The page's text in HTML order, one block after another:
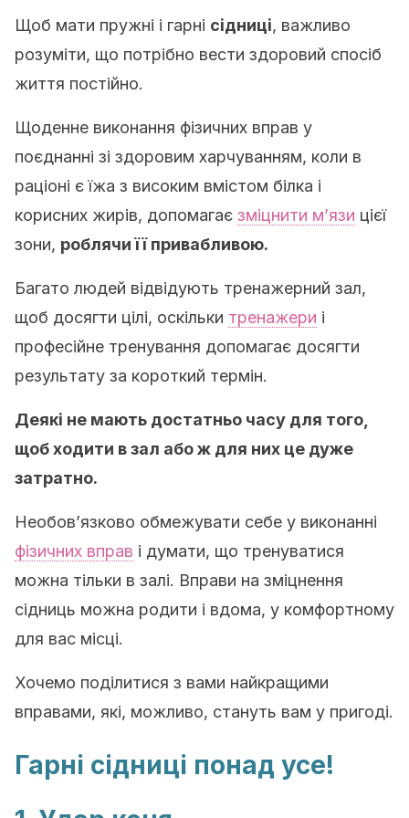
Щоб мати пружні і гарні сідниці, важливо
розуміти, що потрібно вести здоровий спосіб
життя постійно.
Щоденне виконання фізичних вправ у
поєднанні зі здоровим харчуванням, коли в
раціоні є їжа з високим вмістом білка і
корисних жирів, допомагає зміцнити м’язи цієї
зони, роблячи її привабливою.
Багато людей відвідують тренажерний зал,
щоб досягти цілі, оскільки тренажери і
професійне тренування допомагає досягти
результату за короткий термін.
Деякі не мають достатньо часу для того,
щоб ходити в зал або ж для них це дуже
затратно.
Необов’язково обмежувати себе у виконанні
фізичних вправ і думати, що тренуватися
можна тільки в залі. Вправи на зміцнення
сідниць можна родити і вдома, у комфортному
для вас місці.
Хочемо поділитися з вами найкращими
вправами, які, можливо, стануть вам у пригоді.
Гарні сідниці понад усе!